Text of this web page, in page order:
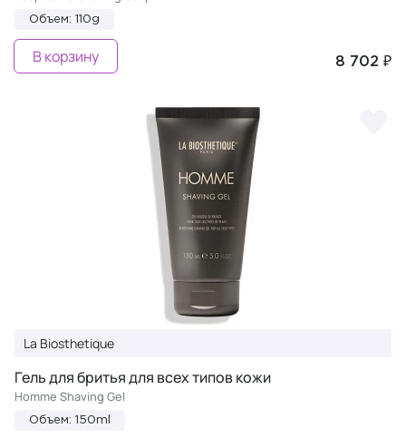
Объем: 110g
8 702 ₽
В корзину
La Biosthetique
Гель для бритья для всех типов кожи
Homme Shaving Gel
Объем: 150ml